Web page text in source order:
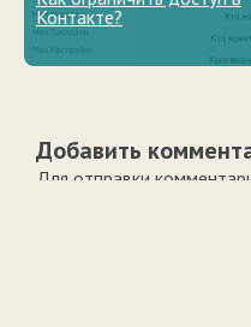
Контакте?
Добавить
Для отправки